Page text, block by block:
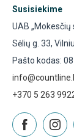
Susisiekime
UAB „Mokesčių
Sėlių g. 33,
Pašto kodas:
+370 5 263